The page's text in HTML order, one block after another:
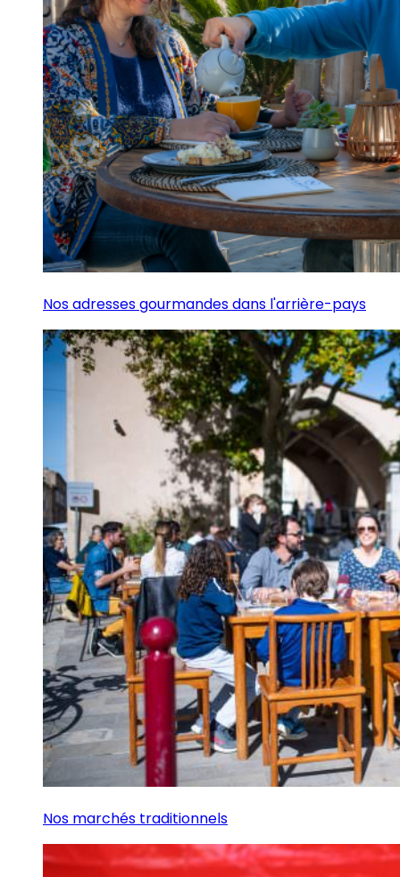
Nos adresses gourmandes dans l'arrière-pays
Nos marchés traditionnels